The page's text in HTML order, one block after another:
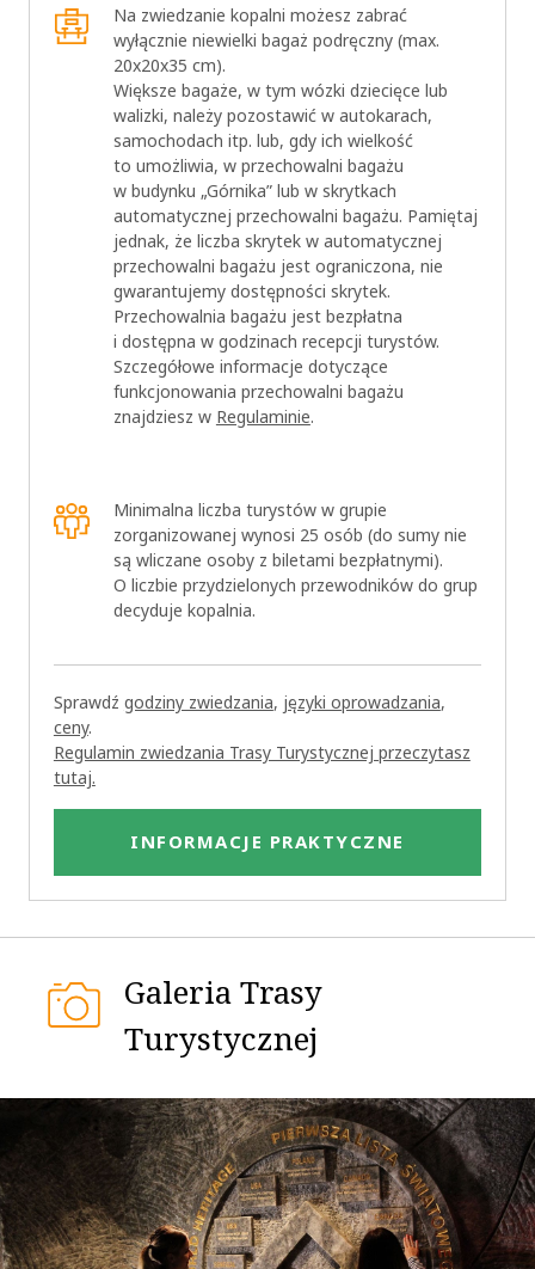
Na zwiedzanie kopalni możesz zabrać
wyłącznie niewielki bagaż podręczny (max.
20x20x35 cm).
Większe bagaże, w tym wózki dziecięce lub
walizki, należy pozostawić w autokarach,
samochodach itp. lub, gdy ich wielkość
to umożliwia, w przechowalni bagażu
w budynku „Górnika” lub w skrytkach
automatycznej przechowalni bagażu. Pamiętaj
jednak, że liczba skrytek w automatycznej
przechowalni bagażu jest ograniczona, nie
gwarantujemy dostępności skrytek.
Przechowalnia bagażu jest bezpłatna
i dostępna w godzinach recepcji turystów.
Szczegółowe informacje dotyczące
funkcjonowania przechowalni bagażu
znajdziesz w Regulaminie.
Minimalna liczba turystów w grupie
zorganizowanej wynosi 25 osób (do sumy nie
są wliczane osoby z biletami bezpłatnymi).
O liczbie przydzielonych przewodników do grup
decyduje kopalnia.
Sprawdź godziny zwiedzania, języki oprowadzania,
ceny.
Regulamin zwiedzania Trasy Turystycznej przeczytasz
tutaj.
INFORMACJE PRAKTYCZNE
Galeria Trasy
Turystycznej